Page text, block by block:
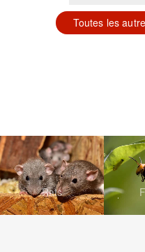
Toutes les
Rats